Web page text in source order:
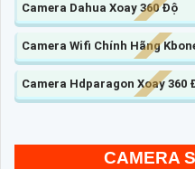
Camera Dahua Xoay 360 Độ
Camera Wifi Chính Hãng
Camera Hdparagon Xoay 360
CAMERA